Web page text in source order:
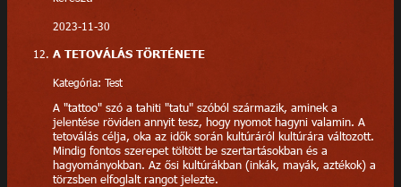
2023-11-30
A TETOVÁLÁS TÖRTÉNETE
Kategória: Test
A "tattoo" szó a tahiti "tatu" szóból származik, aminek a
jelentése röviden annyit tesz, hogy nyomot hagyni valamin. A
tetoválás célja, oka az idők során kultúráról kultúrára változott.
Mindig fontos szerepet töltött be szertartásokban és a
hagyományokban. Az ősi kultúrákban (inkák, mayák, aztékok) a
törzsben elfoglalt rangot jelezte.